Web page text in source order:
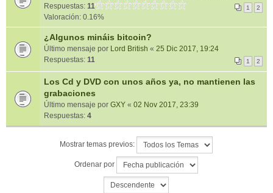
Respuestas: 11 1 2
Valoración: 0.16%
¿Algunos mináis bitcoin?
Último mensaje por Lord British « 25 Dic 2017, 19:24
Respuestas: 11 1 2
Los Cd y DVD con unos años ya, no mantienen las
grabaciones
Último mensaje por GXY « 02 Nov 2017, 23:39
Respuestas: 4
Mostrar temas previos:
Ordenar por